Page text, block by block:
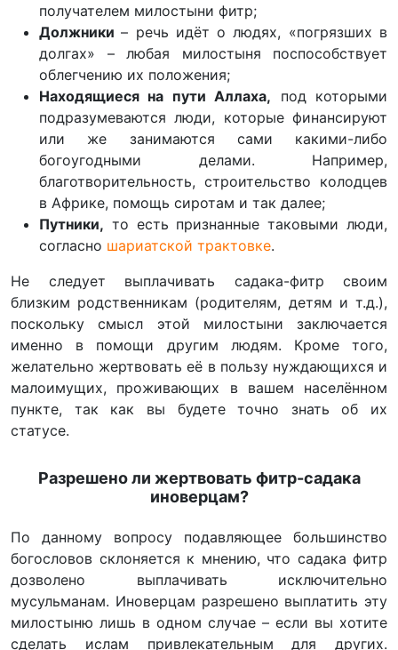
получателем милостыни фитр;
Должники– речь идёт о людях, «погрязших в
долгах» – любая милостыня поспособствует
облегчению их положения;
Находящиеся на пути Аллаха, под которыми
подразумеваются люди, которые финансируют
или же занимаются сами какими-либо
богоугодными делами. Например,
благотворительность, строительство колодцев
в Африке, помощь сиротам и так далее;
Путники, то есть признанные таковыми люди,
согласно шариатской трактовке.
Не следует выплачивать садака-фитр своим
близким родственникам (родителям, детям и т.д.),
поскольку смысл этой милостыни заключается
именно в помощи другим людям. Кроме того,
желательно жертвовать её в пользу нуждающихся и
малоимущих, проживающих в вашем населённом
пункте, так как вы будете точно знать об их
статусе.
Разрешено ли жертвовать фитр-садака
иноверцам?
По данному вопросу подавляющее большинство
богословов склоняется к мнению, что садака фитр
дозволено выплачивать исключительно
мусульманам. Иноверцам разрешено выплатить эту
милостыню лишь в одном случае – если вы хотите
сделать ислам привлекательным для других.